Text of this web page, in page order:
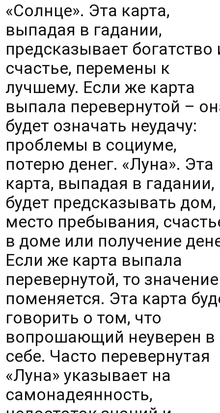
«Солнце». Эта карта,
выпадая в гадании,
предсказывает богатство
счастье, перемены к
лучшему. Если же карта
выпала перевернутой –
будет означать неудачу:
проблемы в социуме,
потерю денег. «Луна». Эта
карта, выпадая в гадании,
будет предсказывать дом,
место пребывания,
в доме или получение
Если же карта выпала
перевернутой, то значение
поменяется. Эта карта
говорить о том, что
вопрошающий неуверен в
себе. Часто перевернутая
«Луна» указывает на
самонадеянность,